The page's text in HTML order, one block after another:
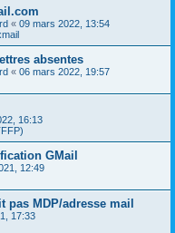
« 09 mars 2022, 13:54
absentes
« 06 mars 2022, 19:57
16:13
GMail
12:49
pas MDP/adresse mail
17:33